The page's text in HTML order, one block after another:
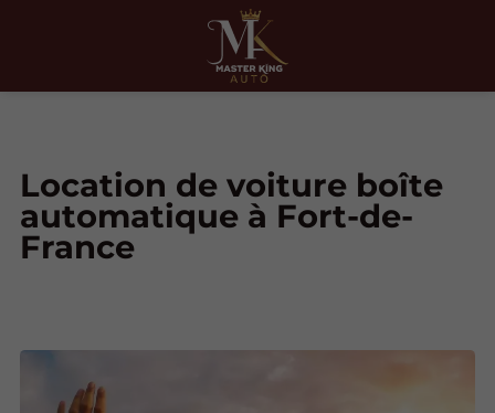
Location de voiture boîte
automatique à Fort-de-
France